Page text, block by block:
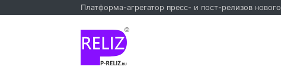
Платформа-агрегатор пресс- и пост-релизов
©